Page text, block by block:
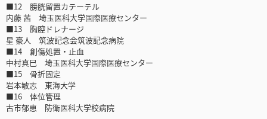
■12 膀胱留置カテーテル
内藤 茜 埼玉医科大学国際医療センター
■13 胸腔ドレナージ
星 豪人 筑波記念会筑波記念病院
■14 創傷処置・止血
中村真巳 埼玉医科大学国際医療センター
■15 骨折固定
岩本敏志 東海大学
■16 体位管理
古市郁恵 防衛医科大学校病院